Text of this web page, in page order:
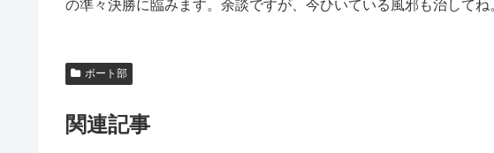
の準々決勝に臨みます。余談ですが、今ひいている風邪も治してね
ボート部
関連記事